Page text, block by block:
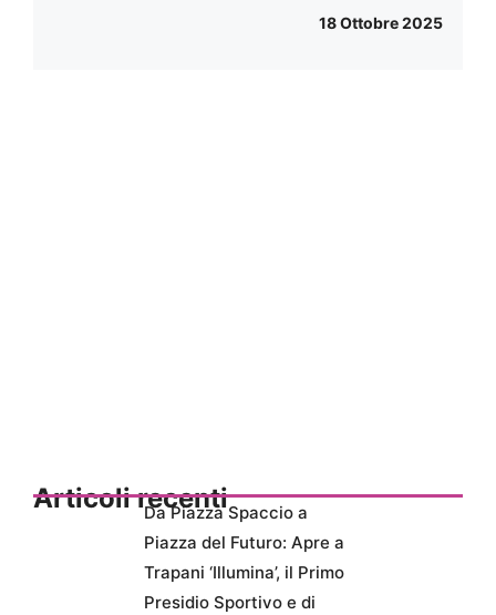
18 Ottobre 2025
Articoli recentiDa Piazza Spaccio a
Piazza del Futuro: Apre a
Trapani ‘Illumina’, il Primo
Presidio Sportivo e di